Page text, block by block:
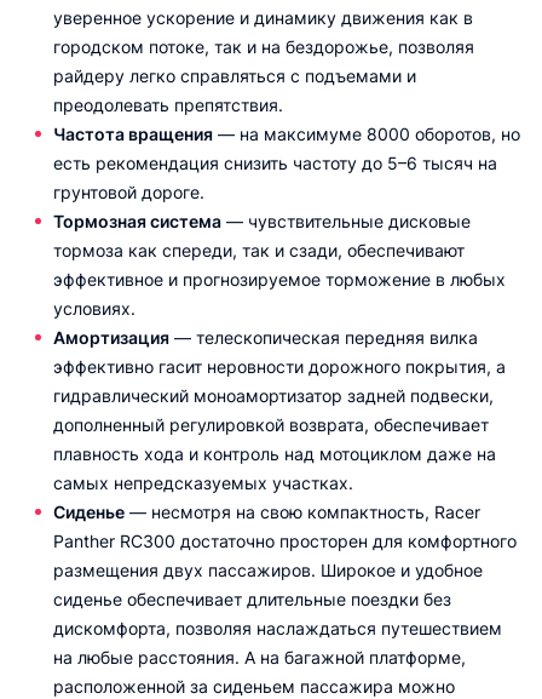
уверенное ускорение и динамику движения как в
городском потоке, так и на бездорожье, позволяя
райдеру легко справляться с подъемами и
преодолевать препятствия.
Частота вращения — на максимуме 8000 оборотов, но
есть рекомендация снизить частоту до 5–6 тысяч на
грунтовой дороге.
Тормозная система — чувствительные дисковые
тормоза как спереди, так и сзади, обеспечивают
эффективное и прогнозируемое торможение в любых
условиях.
Амортизация — телескопическая передняя вилка
эффективно гасит неровности дорожного покрытия, а
гидравлический моноамортизатор задней подвески,
дополненный регулировкой возврата, обеспечивает
плавность хода и контроль над мотоциклом даже на
самых непредсказуемых участках.
Сиденье — несмотря на свою компактность, Racer
Panther RC300 достаточно просторен для комфортного
размещения двух пассажиров. Широкое и удобное
сиденье обеспечивает длительные поездки без
дискомфорта, позволяя наслаждаться путешествием
на любые расстояния. А на багажной платформе,
расположенной за сиденьем пассажира можно